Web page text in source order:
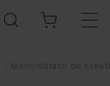
Monohidrato de